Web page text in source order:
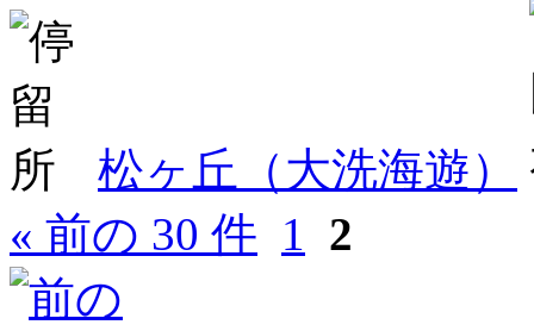
松ヶ丘（大洗海遊）
« 前の 30 件 1 2